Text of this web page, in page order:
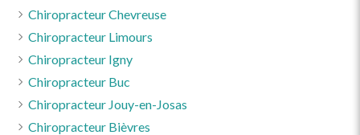
Chiropracteur Chevreuse
Chiropracteur Limours
Chiropracteur Igny
Chiropracteur Buc
Chiropracteur Jouy-en-Josas
Chiropracteur Bièvres